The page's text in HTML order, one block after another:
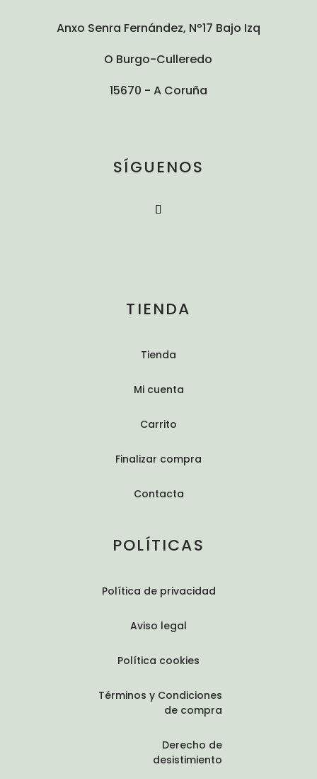
Anxo Senra Fernández, Nº17 Bajo Izq
O Burgo-Culleredo
15670 - A Coruña
SÍGUENOS
TIENDA
Tienda
Mi cuenta
Carrito
Finalizar compra
Contacta
POLÍTICAS
Política de privacidad
Aviso legal
Política cookies
Términos y Condiciones
de compra
Derecho de
desistimiento